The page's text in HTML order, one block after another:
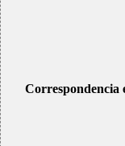
Correspondencia